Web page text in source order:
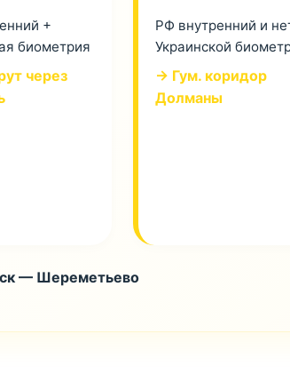
+
биометрия
через
РФ внутренний и
Украинской
→ Гум. коридор
Долманы
— Шереметьево